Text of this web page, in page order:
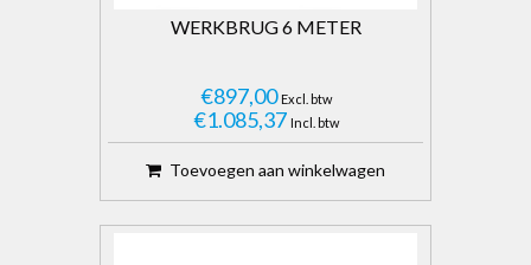
WERKBRUG 6 METER
€897,00 Excl. btw
€1.085,37 Incl. btw
Toevoegen aan winkelwagen